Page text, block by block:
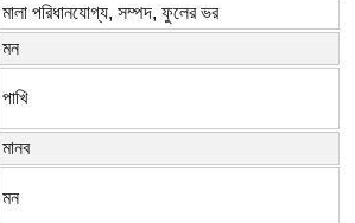
মালা পরিধানযোগ্য, সম্পদ, ফুলের ভর
মন
পাখি
মানব
মন